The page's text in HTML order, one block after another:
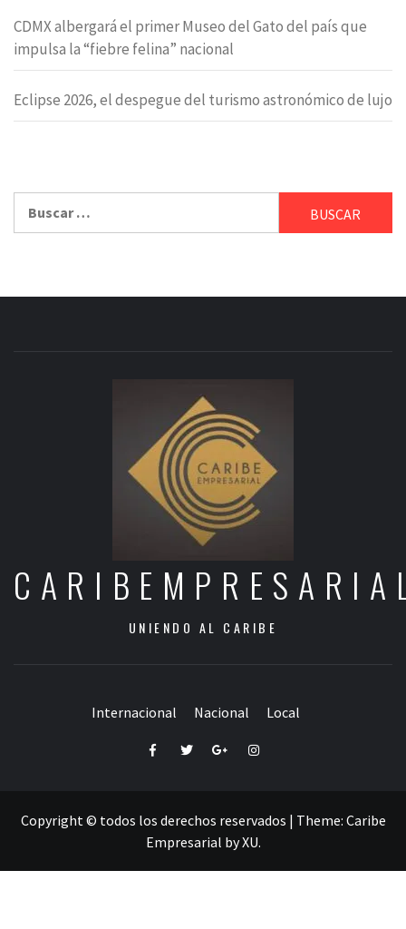
CDMX albergará el primer Museo del Gato del país que
impulsa la “fiebre felina” nacional
Eclipse 2026, el despegue del turismo astronómico de lujo
UNIENDO AL CARIBE
Internacional Nacional Local
FacebookTwitterGoogle+Instagram
Copyright © todos los derechos reservados | Theme: Caribe
Empresarial byXU.